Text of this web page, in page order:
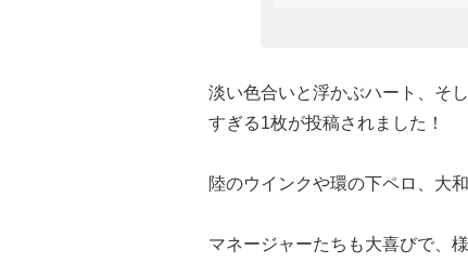
淡い色合いと浮かぶハート、そ
すぎる1枚が投稿されました！
陸のウインクや環の下ペロ、大
マネージャーたちも大喜びで、